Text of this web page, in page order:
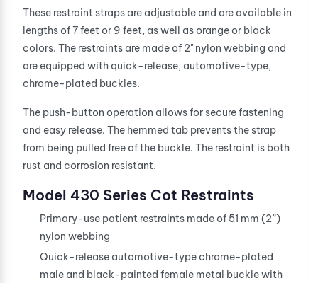
These restraint straps are adjustable and are available in
lengths of 7 feet or 9 feet, as well as orange or black
colors. The restraints are made of 2" nylon webbing and
are equipped with quick-release, automotive-type,
chrome-plated buckles.
The push-button operation allows for secure fastening
and easy release. The hemmed tab prevents the strap
from being pulled free of the buckle. The restraint is both
rust and corrosion resistant.
Model 430 Series Cot Restraints
Primary-use patient restraints made of 51 mm (2”)
nylon webbing
Quick-release automotive-type chrome-plated
male and black-painted female metal buckle with